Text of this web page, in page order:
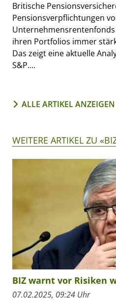
Britische
Pensionsverpflichtungen
ihren Portfolios immer
Das zeigt eine aktuelle
S&P....
ALLE ARTIKEL ANZEIGEN
WEITERE ARTIKEL ZU
BIZ warnt vor Risiken
07.02.2025, 09:24 Uhr